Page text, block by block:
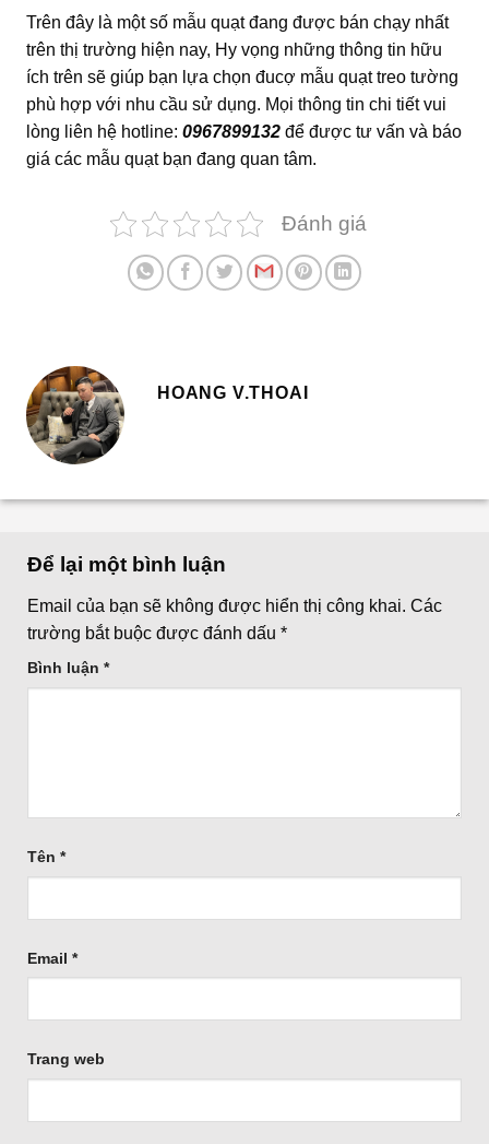
Trên đây là một số mẫu quạt đang được bán chạy nhất
trên thị trường hiện nay, Hy vọng những thông tin hữu
ích trên sẽ giúp bạn lựa chọn đucợ mẫu quạt treo tường
phù hợp với nhu cầu sử dụng. Mọi thông tin chi tiết vui
lòng liên hệ hotline: 0967899132 để được tư vấn và báo
giá các mẫu quạt bạn đang quan tâm.
Đánh giá
HOANG V.THOAI
Để lại một bình luận
Email của bạn sẽ không được hiển thị công khai. Các
trường bắt buộc được đánh dấu *
Bình luận *
Tên *
Email *
Trang web